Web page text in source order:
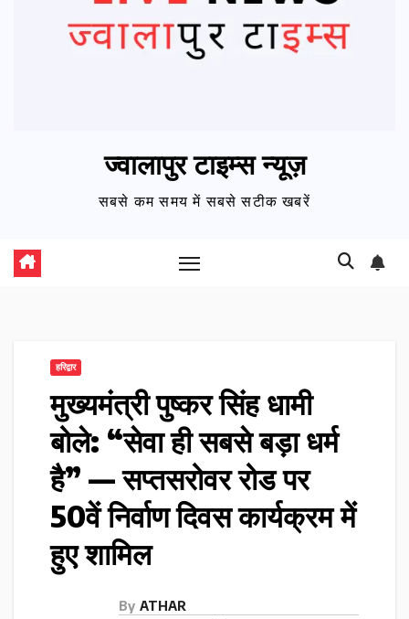
ज्वालापुर टाइम्स न्यूज़
सबसे कम समय में सबसे सटीक खबरें
हरिद्वार
मुख्यमंत्री पुष्कर सिंह धामी
बोले: “सेवा ही सबसे बड़ा धर्म
है” — सप्तसरोवर रोड पर
50वें निर्वाण दिवस कार्यक्रम में
हुए शामिल
By ATHAR